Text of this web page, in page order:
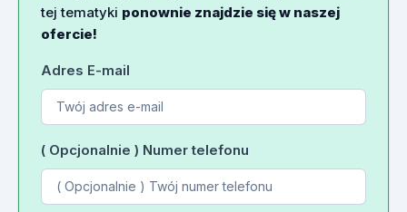
tej tematyki ponownie znajdzie się w naszej
ofercie!
Adres E-mail
( Opcjonalnie ) Numer telefonu